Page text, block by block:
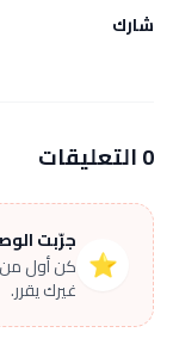
شارك
0 التعليقات
⭐
جرّبت
كن أول من
غيرك يقرر.